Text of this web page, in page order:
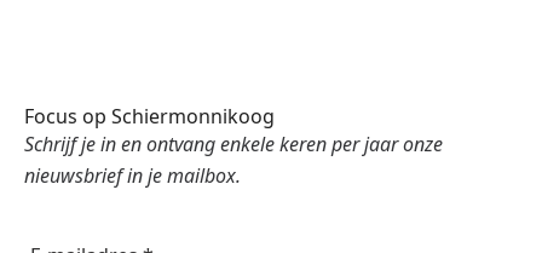
Focus op Schiermonnikoog
Schrijf je in en ontvang enkele keren per jaar onze
nieuwsbrief in je mailbox.